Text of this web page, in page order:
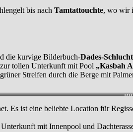
bis nach Tamtattouchte, wo wir
die kurvige Bilderbuch-Dades-Schlucht
zur tollen Unterkunft mit Pool „Kasbah
Streifen durch die Berge mit
Es ist eine beliebte Location für
mit Innenpool und